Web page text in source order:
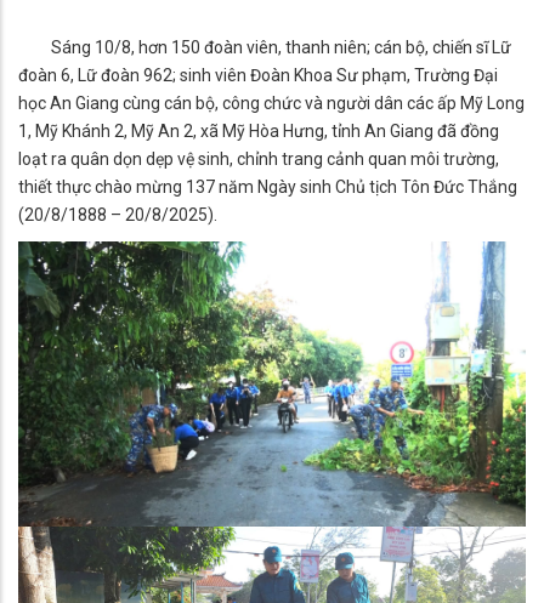
Sáng 10/8, hơn 150 đoàn viên, thanh niên; cán bộ, chiến sĩ Lữ
đoàn 6, Lữ đoàn 962; sinh viên Đoàn Khoa Sư phạm, Trường Đại
học An Giang cùng cán bộ, công chức và người dân các ấp Mỹ Long
1, Mỹ Khánh 2, Mỹ An 2, xã Mỹ Hòa Hưng, tỉnh An Giang đã đồng
loạt ra quân dọn dẹp vệ sinh, chỉnh trang cảnh quan môi trường,
thiết thực chào mừng 137 năm Ngày sinh Chủ tịch Tôn Đức Thắng
(20/8/1888 – 20/8/2025).